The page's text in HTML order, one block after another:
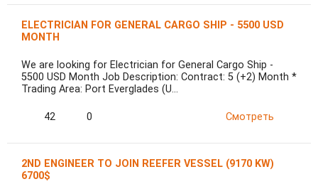
ELECTRICIAN FOR GENERAL CARGO SHIP - 5500 USD
MONTH
We are looking for Electrician for General Cargo Ship -
5500 USD Month Job Description: Contract: 5 (+2) Month *
Trading Area: Port Everglades (U…
42 0 Смотреть
2ND ENGINEER TO JOIN REEFER VESSEL (9170 KW)
6700$